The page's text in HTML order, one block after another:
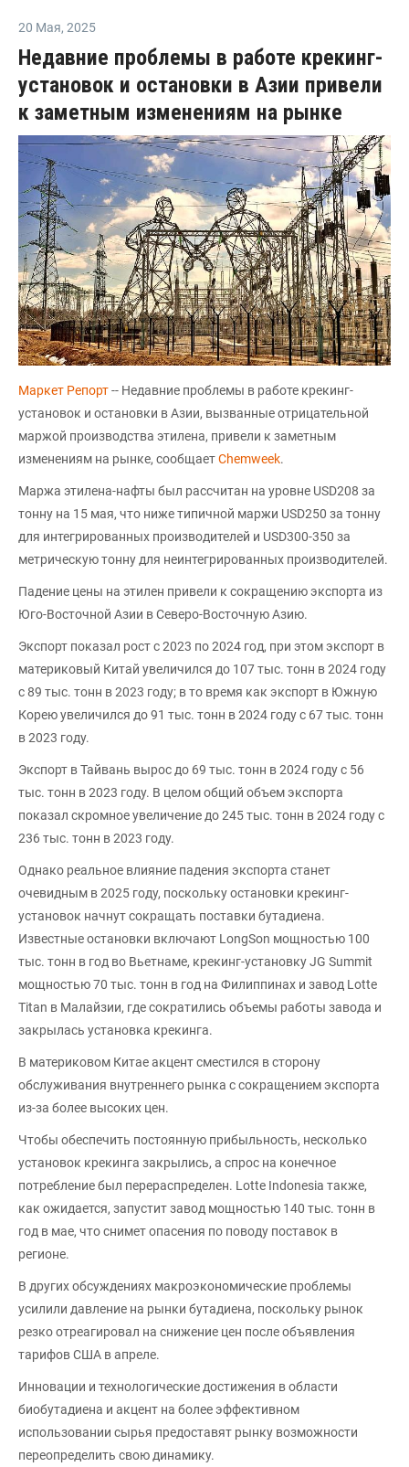
20 Мая, 2025
Недавние проблемы в работе крекинг-
установок и остановки в Азии привели
к заметным изменениям на рынке
Маркет Репорт-- Недавние проблемы в работе крекинг-
установок и остановки в Азии, вызванные отрицательной
маржой производства этилена, привели к заметным
изменениям на рынке, сообщаетChemweek.
Маржа этилена-нафты был рассчитан на уровне USD208 за
тонну на 15 мая, что ниже типичной маржи USD250 за тонну
для интегрированных производителей и USD300-350 за
метрическую тонну для неинтегрированных производителей.
Падение цены на этилен привели к сокращению экспорта из
Юго-Восточной Азии в Северо-Восточную Азию.
Экспорт показал рост с 2023 по 2024 год, при этом экспорт в
материковый Китай увеличился до 107 тыс. тонн в 2024 году
с 89 тыс. тонн в 2023 году; в то время как экспорт в Южную
Корею увеличился до 91 тыс. тонн в 2024 году с 67 тыс. тонн
в 2023 году.
Экспорт в Тайвань вырос до 69 тыс. тонн в 2024 году с 56
тыс. тонн в 2023 году. В целом общий объем экспорта
показал скромное увеличение до 245 тыс. тонн в 2024 году с
236 тыс. тонн в 2023 году.
Однако реальное влияние падения экспорта станет
очевидным в 2025 году, поскольку остановки крекинг-
установок начнут сокращать поставки бутадиена.
Известные остановки включают LongSon мощностью 100
тыс. тонн в год во Вьетнаме, крекинг-установку JG Summit
мощностью 70 тыс. тонн в год на Филиппинах и завод Lotte
Titan в Малайзии, где сократились объемы работы завода и
закрылась установка крекинга.
В материковом Китае акцент сместился в сторону
обслуживания внутреннего рынка с сокращением экспорта
из-за более высоких цен.
Чтобы обеспечить постоянную прибыльность, несколько
установок крекинга закрылись, а спрос на конечное
потребление был перераспределен. Lotte Indonesia также,
как ожидается, запустит завод мощностью 140 тыс. тонн в
год в мае, что снимет опасения по поводу поставок в
регионе.
В других обсуждениях макроэкономические проблемы
усилили давление на рынки бутадиена, поскольку рынок
резко отреагировал на снижение цен после объявления
тарифов США в апреле.
Инновации и технологические достижения в области
биобутадиена и акцент на более эффективном
использовании сырья предоставят рынку возможности
переопределить свою динамику.